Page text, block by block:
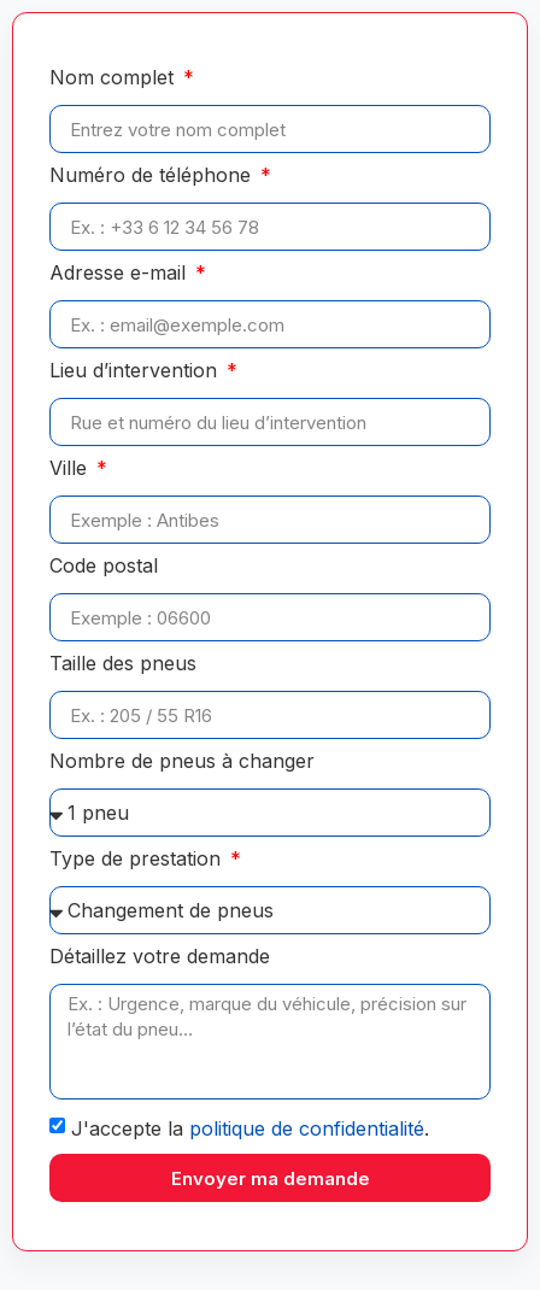
Nom complet
Numéro de téléphone
Adresse e-mail
Lieu d’intervention
Ville
Code postal
Taille des pneus
Nombre de pneus à changer
Type de prestation
Détaillez votre demande
J'accepte la politique de confidentialité.
Envoyer ma demande